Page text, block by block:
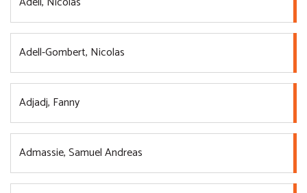
Adell-Gombert, Nicolas
Adjadj, Fanny
Admassie, Samuel Andreas